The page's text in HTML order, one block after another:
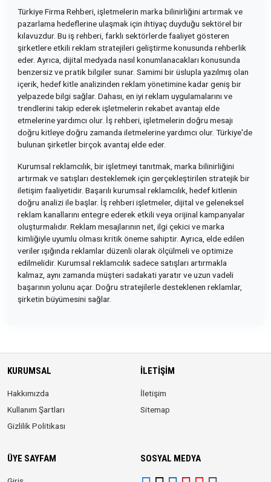
Türkiye Firma Rehberi, işletmelerin marka bilinirliğini artırmak ve
pazarlama hedeflerine ulaşmak için ihtiyaç duyduğu sektörel bir
kılavuzdur. Bu iş rehberi, farklı sektörlerde faaliyet gösteren
şirketlere etkili reklam stratejileri geliştirme konusunda rehberlik
eder. Ayrıca, dijital medyada nasıl konumlanacakları konusunda
benzersiz ve pratik bilgiler sunar. Samimi bir üslupla yazılmış olan
içerik, hedef kitle analizinden reklam yönetimine kadar geniş bir
yelpazede bilgi sağlar. Dahası, en iyi reklam uygulamalarını ve
trendlerini takip ederek işletmelerin rekabet avantajı elde
etmelerine yardımcı olur. İş rehberi, işletmelerin doğru mesajı
doğru kitleye doğru zamanda iletmelerine yardımcı olur. Türkiye'de
bulunan şirketler birçok avantaj elde eder.
Kurumsal reklamcılık, bir işletmeyi tanıtmak, marka bilinirliğini
artırmak ve satışları desteklemek için gerçekleştirilen stratejik bir
iletişim faaliyetidir. Başarılı kurumsal reklamcılık, hedef kitlenin
doğru analizi ile başlar. İş rehberi işletmeler, dijital ve geleneksel
reklam kanallarını entegre ederek etkili veya orijinal kampanyalar
oluşturmalıdır. Reklam mesajlarının net, ilgi çekici ve marka
kimliğiyle uyumlu olması kritik öneme sahiptir. Ayrıca, elde edilen
veriler ışığında reklamlar düzenli olarak ölçülmeli ve optimize
edilmelidir. Kurumsal reklamcılık sadece satışları artırmakla
kalmaz, aynı zamanda müşteri sadakati yaratır ve uzun vadeli
başarının yolunu açar. Doğru stratejilerle desteklenen reklamlar,
şirketin büyümesini sağlar.
KURUMSAL
Hakkımızda
Kullanım Şartları
Gizlilik Politikası
İLETIŞIM
İletişim
Sitemap
ÜYE SAYFAM SOSYAL MEDYA